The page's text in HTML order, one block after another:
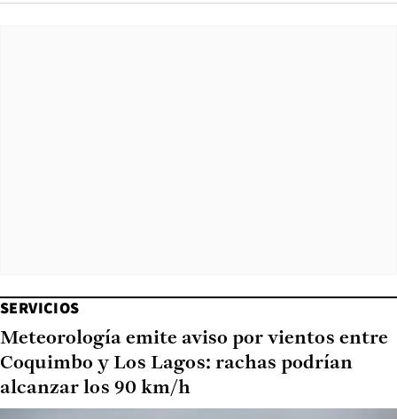
SERVICIOS
Meteorología emite aviso por vientos entre
Coquimbo y Los Lagos: rachas podrían
alcanzar los 90 km/h